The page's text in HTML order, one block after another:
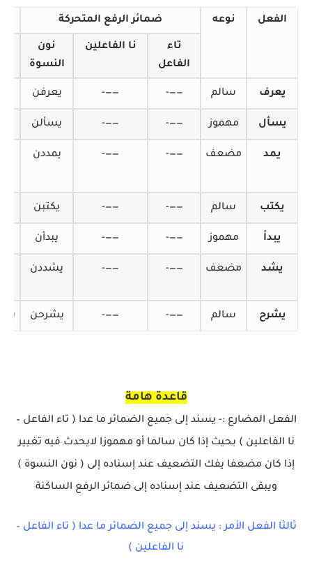
الفعل نوعه ضمائر الرفع المتحركة
تاء
الفاعل
نا الفاعلين
نون
النسوة
يعرف سالم ——-
——- يعرفن
يسأل مهموز ——-
——- يسألن
يمد مضعف ——-
——- يمددن
يكتب سالم ——-
——- يكتبن
يبدأ مهموز ——-
——- يبدأن
يشد مضعف ——-
——- يشددن
يشرح سالم ——-
——- يشرحن
قاعدة هامة
الفعل المضارع :- يسند إلى جميع الضمائر ما عدا ( تاء الفاعل –
نا الفاعلين ) بحيث إذا كان سالما أو مهموزا لايحدث فيه تغيير
إذا كان مضعفا يفك التضعيف عند إسناده إلى ( نون النسوة )
ويبقى التضعيف عند إسناده إلى ضمائر الرفع الساكنة
ثالثا الفعل الأمر : يسند إلى جميع الضمائر ما عدا ( تاء الفاعل –
نا الفاعلين )